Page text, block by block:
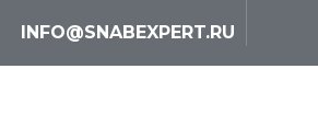
INFO@SNABEXPERT.RU